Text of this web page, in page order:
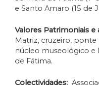
e Santo Amaro (15 de
Valores Patrimoniais
Matriz, cruzeiro,
núcleo museológico e
de Fátima.
Colectividades: